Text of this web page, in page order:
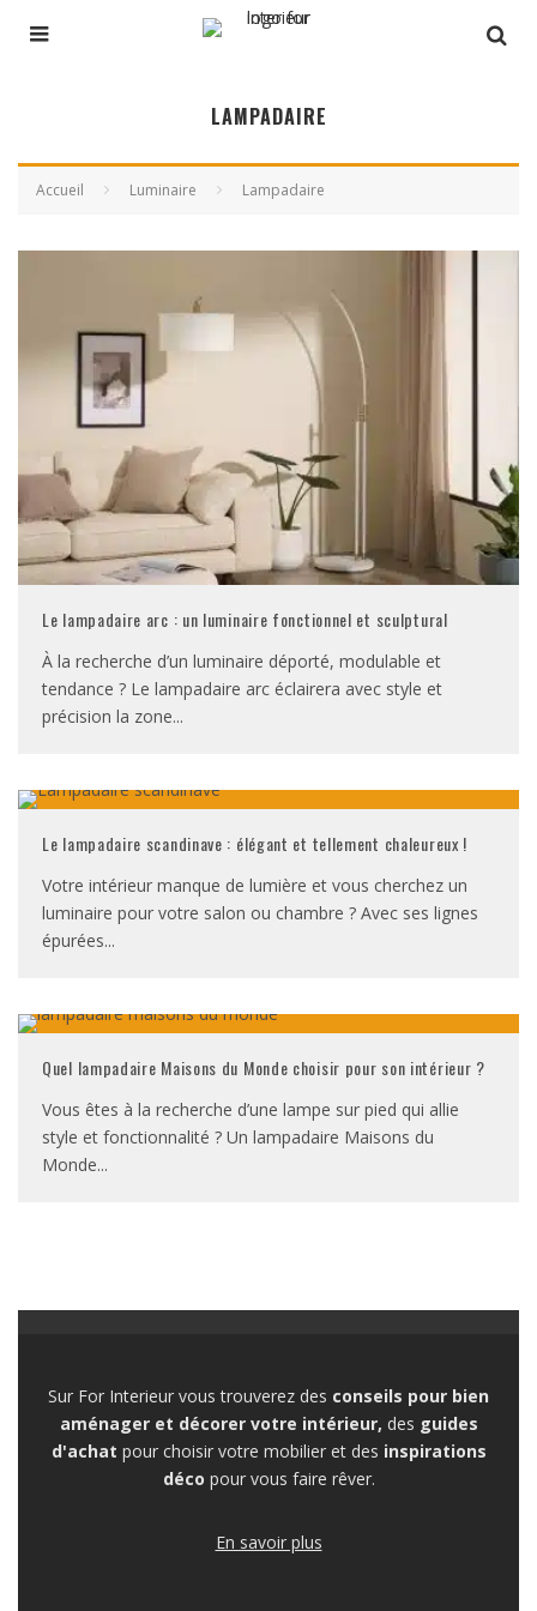
LAMPADAIRE
Accueil Luminaire Lampadaire
Le lampadaire arc : un luminaire fonctionnel et sculptural
À la recherche d’un luminaire déporté, modulable et
tendance ? Le lampadaire arc éclairera avec style et
précision la zone...
Le lampadaire scandinave : élégant et tellement chaleureux !
Votre intérieur manque de lumière et vous cherchez un
luminaire pour votre salon ou chambre ? Avec ses lignes
épurées...
Quel lampadaire Maisons du Monde choisir pour son intérieur ?
Vous êtes à la recherche d’une lampe sur pied qui allie
style et fonctionnalité ? Un lampadaire Maisons du
Monde...
Sur For Interieur vous trouverez des conseils pour bien
aménager et décorer votre intérieur, des guides
d'achat pour choisir votre mobilier et des inspirations
déco pour vous faire rêver.
En savoir plus